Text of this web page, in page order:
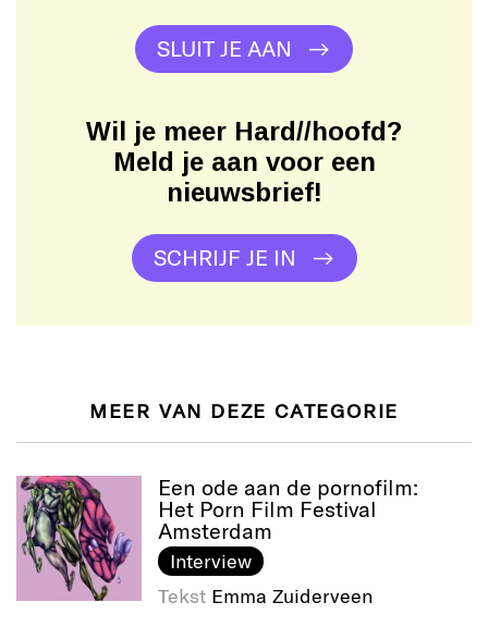
SLUIT JE AAN
Wil je meer Hard//hoofd?
Meld je aan voor een
nieuwsbrief!
SCHRIJF JE IN
MEER VAN DEZE CATEGORIE
Een ode aan de pornofilm:
Het Porn Film Festival
Amsterdam
Interview
Tekst Emma Zuiderveen